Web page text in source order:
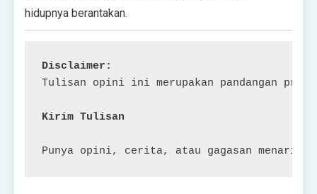
hidupnya berantakan.
Disclaimer:
Tulisan opini ini merupakan pandangan
Kirim Tulisan
Punya opini, cerita, atau gagasan menarik